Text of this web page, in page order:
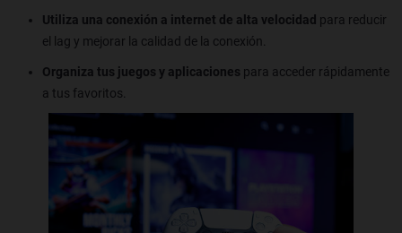
Utiliza una conexión a internet de alta velocidad para reducir
el lag y mejorar la calidad de la conexión.
Organiza tus juegos y aplicaciones para acceder rápidamente
a tus favoritos.